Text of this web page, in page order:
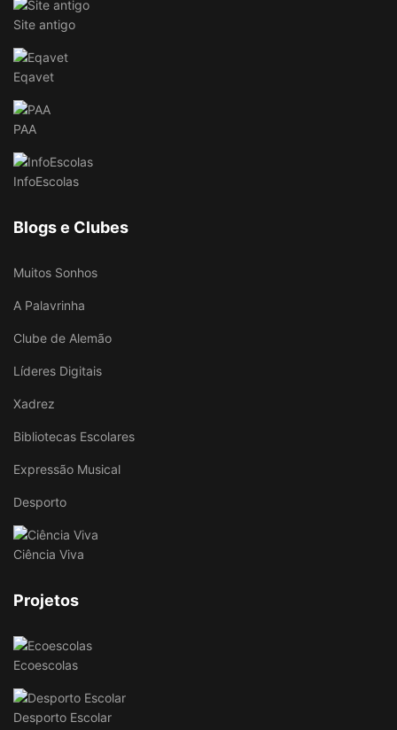
Site antigo
Eqavet
PAA
InfoEscolas
Blogs e Clubes
Muitos Sonhos
A Palavrinha
Clube de Alemão
Líderes Digitais
Xadrez
Bibliotecas Escolares
Expressão Musical
Desporto
Ciência Viva
Projetos
Ecoescolas
Desporto Escolar